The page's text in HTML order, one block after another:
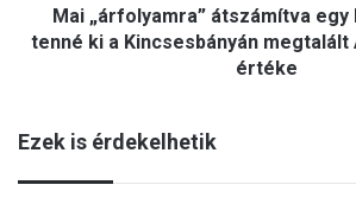
l
”
t
Mai „árfolyamra” átszámítva
tenné ki a Kincsesbányán
értéke
Ezek is érdekelhetik